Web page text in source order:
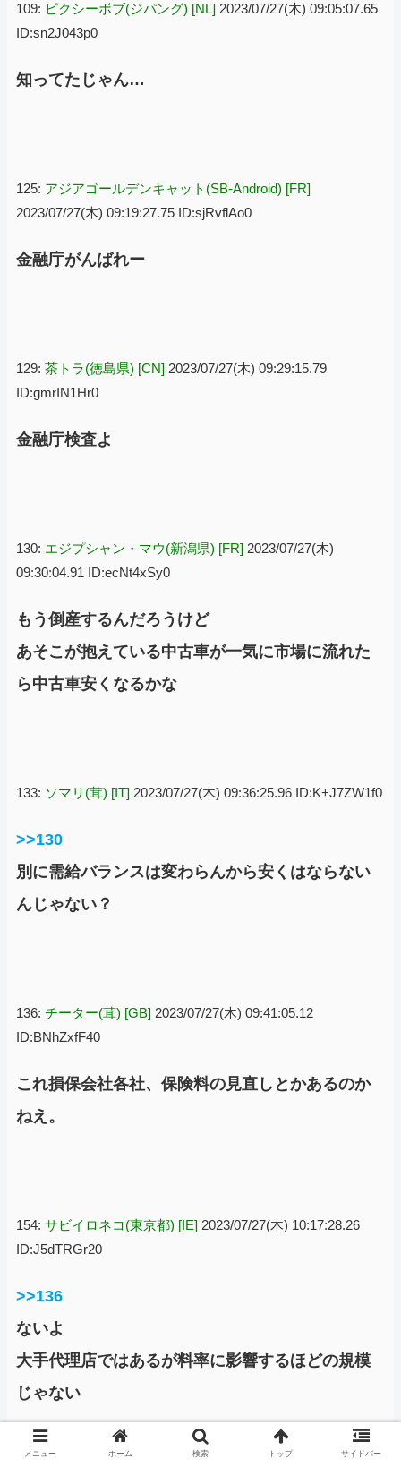
109: ピクシーボブ(ジパング) [NL] 2023/07/27(木) 09:05:07.65
ID:sn2J043p0
知ってたじゃん…
125: アジアゴールデンキャット(SB-Android) [FR]
2023/07/27(木) 09:19:27.75 ID:sjRvflAo0
金融庁がんばれー
129: 茶トラ(徳島県) [CN] 2023/07/27(木) 09:29:15.79
ID:gmrIN1Hr0
金融庁検査よ
130: エジプシャン・マウ(新潟県) [FR] 2023/07/27(木)
09:30:04.91 ID:ecNt4xSy0
もう倒産するんだろうけど
あそこが抱えている中古車が一気に市場に流れた
ら中古車安くなるかな
133: ソマリ(茸) [IT] 2023/07/27(木) 09:36:25.96 ID:K+J7ZW1f0
>>130
別に需給バランスは変わらんから安くはならない
んじゃない？
136: チーター(茸) [GB] 2023/07/27(木) 09:41:05.12
ID:BNhZxfF40
これ損保会社各社、保険料の見直しとかあるのか
ねえ。
154: サビイロネコ(東京都) [IE] 2023/07/27(木) 10:17:28.26
ID:J5dTRGr20
>>136
ないよ
大手代理店ではあるが料率に影響するほどの規模
じゃない
メニュー ホーム 検索 トップ サイドバー